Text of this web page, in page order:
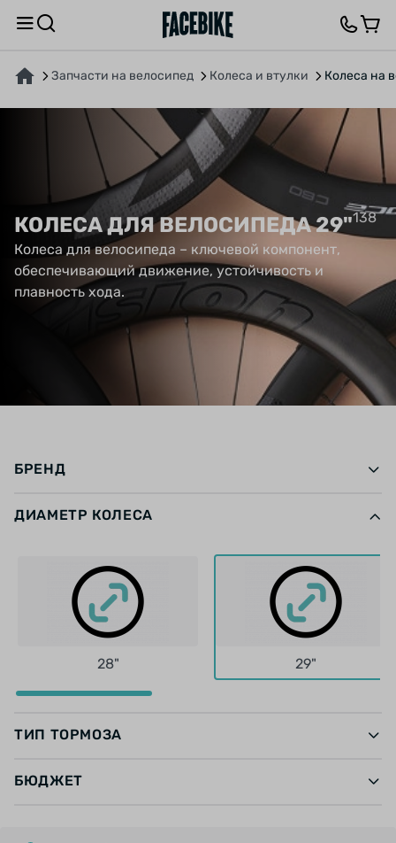
Запчасти на велосипед Колеса и втулки Колеса на
КОЛЕСА ДЛЯ ВЕЛОСИПЕДА 29"138
Колеса для велосипеда – ключевой компонент,
обеспечивающий движение, устойчивость и
плавность хода.
БРЕНД
ДИАМЕТР КОЛЕСА
28" 29"
ТИП ТОРМОЗА
БЮДЖЕТ